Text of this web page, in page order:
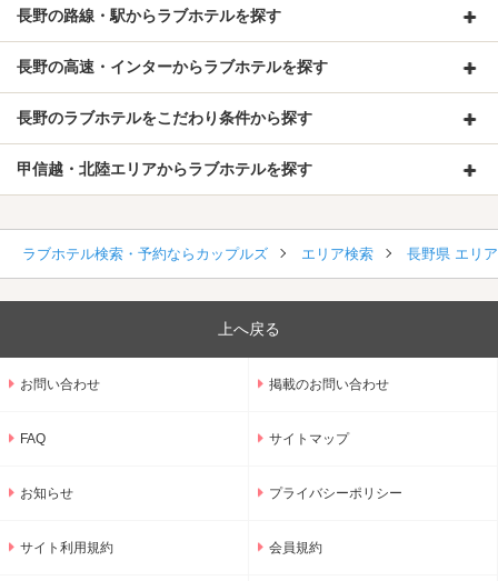
長野の路線・駅からラブホテルを探す
長野の高速・インターからラブホテルを探す
長野のラブホテルをこだわり条件から探す
甲信越・北陸エリアからラブホテルを探す
ラブホテル検索・予約ならカップルズ エリア検索 長野県 エリ
上へ戻る
お問い合わせ 掲載のお問い合わせ
FAQ サイトマップ
お知らせ プライバシーポリシー
サイト利用規約 会員規約